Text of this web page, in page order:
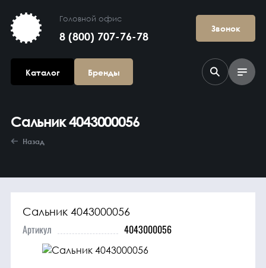
Головной офис
8 (800) 707-76-78
Звонок
Каталог Бренды
Агрегаты в
сборе
Сальник 4043000056
Назад
Сальник 4043000056
Артикул 4043000056